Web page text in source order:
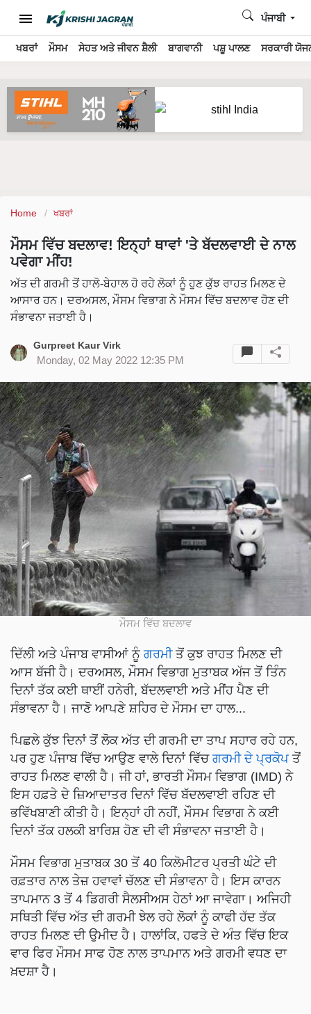
ਖਬਰਾਂ ਮੌਸਮ ਸੇਹਤ ਅਤੇ ਜੀਵਨ ਸ਼ੈਲੀ ਬਾਗਵਾਨੀ ਪਸ਼ੂ ਪਾਲਣ ਸਰਕਾਰੀ
ਪੰਜਾਬੀ
Home ਖਬਰਾਂ
ਮੌਸਮ ਵਿੱਚ ਬਦਲਾਵ! ਇਨ੍ਹਾਂ ਥਾਵਾਂ 'ਤੇ ਬੱਦਲਵਾਈ ਦੇ ਨਾਲ
ਪਵੇਗਾ ਮੀਂਹ!
ਅੱਤ ਦੀ ਗਰਮੀ ਤੋਂ ਹਾਲੋ-ਬੇਹਾਲ ਹੋ ਰਹੇ ਲੋਕਾਂ ਨੂੰ ਹੁਣ ਕੁੱਝ ਰਾਹਤ ਮਿਲਣ ਦੇ
ਆਸਾਰ ਹਨ। ਦਰਅਸਲ, ਮੌਸਮ ਵਿਭਾਗ ਨੇ ਮੌਸਮ ਵਿੱਚ ਬਦਲਾਵ ਹੋਣ ਦੀ
ਸੰਭਾਵਨਾ ਜਤਾਈ ਹੈ।
Gurpreet Kaur Virk
Monday, 02 May 2022 12:35 PM
ਮੌਸਮ ਵਿੱਚ ਬਦਲਾਵ
ਦਿੱਲੀ ਅਤੇ ਪੰਜਾਬ ਵਾਸੀਆਂ ਨੂੰ ਗਰਮੀਤੋਂ ਕੁਝ ਰਾਹਤ ਮਿਲਣ ਦੀ
ਆਸ ਬੱਜੀ ਹੈ। ਦਰਅਸਲ, ਮੌਸਮ ਵਿਭਾਗ ਮੁਤਾਬਕ ਅੱਜ ਤੋਂ ਤਿੰਨ
ਦਿਨਾਂ ਤੱਕ ਕਈ ਥਾਈਂ ਹਨੇਰੀ, ਬੱਦਲਵਾਈ ਅਤੇ ਮੀਂਹ ਪੈਣ ਦੀ
ਸੰਭਾਵਨਾ ਹੈ। ਜਾਣੋ ਆਪਣੇ ਸ਼ਹਿਰ ਦੇ ਮੌਸਮ ਦਾ ਹਾਲ...
ਪਿਛਲੇ ਕੁੱਝ ਦਿਨਾਂ ਤੋਂ ਲੋਕ ਅੱਤ ਦੀ ਗਰਮੀ ਦਾ ਤਾਪ ਸਹਾਰ ਰਹੇ ਹਨ,
ਪਰ ਹੁਣ ਪੰਜਾਬ ਵਿੱਚ ਆਉਣ ਵਾਲੇ ਦਿਨਾਂ ਵਿੱਚ ਗਰਮੀ ਦੇ ਪ੍ਰਕੋਪ ਤੋਂ
ਰਾਹਤ ਮਿਲਣ ਵਾਲੀ ਹੈ। ਜੀ ਹਾਂ, ਭਾਰਤੀ ਮੌਸਮ ਵਿਭਾਗ (IMD) ਨੇ
ਇਸ ਹਫ਼ਤੇ ਦੇ ਜ਼ਿਆਦਾਤਰ ਦਿਨਾਂ ਵਿੱਚ ਬੱਦਲਵਾਈ ਰਹਿਣ ਦੀ
ਭਵਿੱਖਬਾਣੀ ਕੀਤੀ ਹੈ। ਇਨ੍ਹਾਂ ਹੀ ਨਹੀਂ, ਮੌਸਮ ਵਿਭਾਗ ਨੇ ਕਈ
ਦਿਨਾਂ ਤੱਕ ਹਲਕੀ ਬਾਰਿਸ਼ ਹੋਣ ਦੀ ਵੀ ਸੰਭਾਵਨਾ ਜਤਾਈ ਹੈ।
ਮੌਸਮ ਵਿਭਾਗ ਮੁਤਾਬਕ 30 ਤੋਂ 40 ਕਿਲੋਮੀਟਰ ਪ੍ਰਤੀ ਘੰਟੇ ਦੀ
ਰਫ਼ਤਾਰ ਨਾਲ ਤੇਜ਼ ਹਵਾਵਾਂ ਚੱਲਣ ਦੀ ਸੰਭਾਵਨਾ ਹੈ। ਇਸ ਕਾਰਨ
ਤਾਪਮਾਨ 3 ਤੋਂ 4 ਡਿਗਰੀ ਸੈਲਸੀਅਸ ਹੇਠਾਂ ਆ ਜਾਵੇਗਾ। ਅਜਿਹੀ
ਸਥਿਤੀ ਵਿੱਚ ਅੱਤ ਦੀ ਗਰਮੀ ਝੇਲ ਰਹੇ ਲੋਕਾਂ ਨੂੰ ਕਾਫੀ ਹੱਦ ਤੱਕ
ਰਾਹਤ ਮਿਲਣ ਦੀ ਉਮੀਦ ਹੈ। ਹਾਲਾਂਕਿ, ਹਫਤੇ ਦੇ ਅੰਤ ਵਿੱਚ ਇਕ
ਵਾਰ ਫਿਰ ਮੌਸਮ ਸਾਫ ਹੋਣ ਨਾਲ ਤਾਪਮਾਨ ਅਤੇ ਗਰਮੀ ਵਧਣ ਦਾ
ਖ਼ਦਸ਼ਾ ਹੈ।